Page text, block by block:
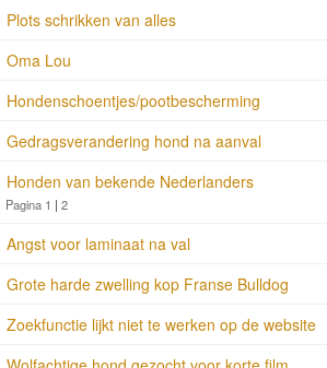
Plots schrikken van alles
Oma Lou
Hondenschoentjes/pootbescherming
Gedragsverandering hond na aanval
Honden van bekende Nederlanders
Pagina 1 | 2
Angst voor laminaat na val
Grote harde zwelling kop Franse Bulldog
Zoekfunctie lijkt niet te werken op de website